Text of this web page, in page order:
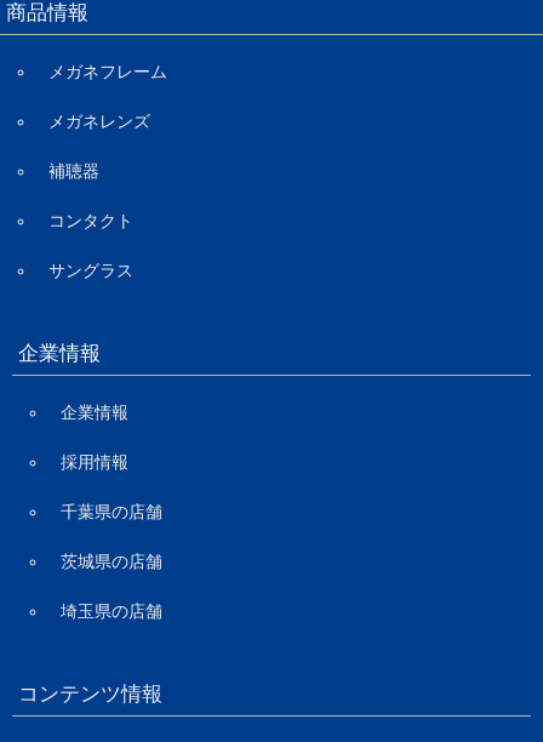
商品情報
メガネフレーム
メガネレンズ
補聴器
コンタクト
サングラス
企業情報
企業情報
採用情報
千葉県の店舗
茨城県の店舗
埼玉県の店舗
コンテンツ情報